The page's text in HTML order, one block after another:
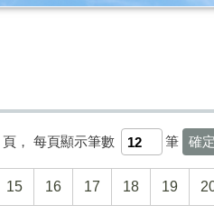
頁， 每頁顯示筆數 筆
15 16 17 18 19